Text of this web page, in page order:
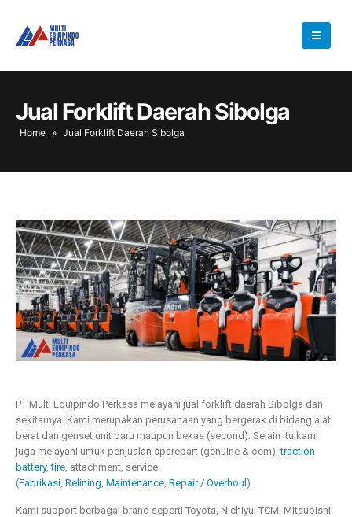
Jual Forklift Daerah Sibolga
Home » Jual Forklift Daerah Sibolga
PT Multi Equipindo Perkasa melayani jual forklift daerah Sibolga dan
sekitarnya. Kami merupakan perusahaan yang bergerak di bidang alat
berat dan genset unit baru maupun bekas (second). Selain itu kami
juga melayani untuk penjualan sparepart (genuine & oem),traction
battery,tire , attachment, service
(Fabrikasi Relining Maintenance Repair / Overhoul ).
Kami support berbagai brand seperti Toyota, Nichiyu, TCM, Mitsubishi,